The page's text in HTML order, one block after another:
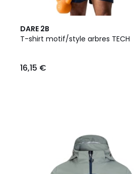
DARE 2B
T-shirt motif/style arbres TECH
16,15 €